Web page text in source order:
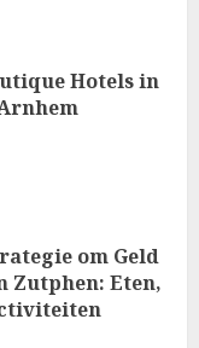
Hotels in
om Geld
Zutphen: Eten,